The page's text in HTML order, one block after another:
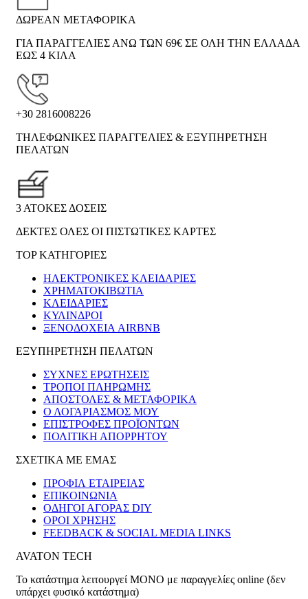
ΔΩΡΕΑΝ ΜΕΤΑΦΟΡΙΚΑ
ΓΙΑ ΠΑΡΑΓΓΕΛΙΕΣ ΑΝΩ ΤΩΝ 69€ ΣΕ ΟΛΗ ΤΗΝ ΕΛΛΑΔΑ
ΕΩΣ 4 ΚΙΛΑ
+30 2816008226
ΤΗΛΕΦΩΝΙΚΕΣ ΠΑΡΑΓΓΕΛΙΕΣ & ΕΞΥΠΗΡΕΤΗΣΗ
ΠΕΛΑΤΩΝ
3 ΑΤΟΚΕΣ ΔΟΣΕΙΣ
ΔΕΚΤΕΣ ΟΛΕΣ ΟΙ ΠΙΣΤΩΤΙΚΕΣ ΚΑΡΤΕΣ
TOP ΚΑΤΗΓΟΡΙΕΣ
ΗΛΕΚΤΡΟΝΙΚΈΣ ΚΛΕΙΔΑΡΙΈΣ
ΧΡΗΜΑΤΟΚΙΒΏΤΙΑ
ΚΛΕΙΔΑΡΙΈΣ
ΚΎΛΙΝΔΡΟΙ
ΞΕΝΟΔΟΧΕΊΑ AIRBNB
ΕΞΥΠΗΡΕΤΗΣΗ ΠΕΛΑΤΩΝ
ΣΥΧΝΕΣ ΕΡΩΤΗΣΕΙΣ
ΤΡΟΠΟΙ ΠΛΗΡΩΜΗΣ
ΑΠΟΣΤΟΛΕΣ & ΜΕΤΑΦΟΡΙΚΑ
Ο ΛΟΓΑΡΙΑΣΜΟΣ ΜΟΥ
ΕΠΙΣΤΡΟΦΕΣ ΠΡΟΪΟΝΤΩΝ
ΠΟΛΙΤΙΚΗ ΑΠΟΡΡΗΤΟΥ
ΣΧΕΤΙΚΑ ΜΕ ΕΜΑΣ
ΠΡΟΦΙΛ ΕΤΑΙΡΕΙΑΣ
ΕΠΙΚΟΙΝΩΝΙΑ
ΟΔΗΓΟΙ ΑΓΟΡΑΣ DIY
ΟΡΟΙ ΧΡΗΣΗΣ
FEEDBACK & SOCIAL MEDIA LINKS
AVATON TECH
Το κατάστημα λειτουργεί ΜΟΝΟ με παραγγελίες online (δεν
υπάρχει φυσικό κατάστημα)